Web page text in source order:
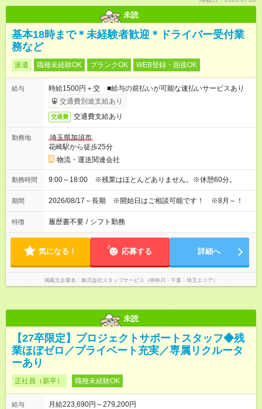
未読
基本18時まで＊未経験者歓迎＊ドライバー受付業
務など
派遣 職種未経験OK ブランクOK WEB登録・面接OK
給与
時給1500円＋交 ■給与の前払いが可能な速払いサービスあり
交通費別途支給あり
交通費 交通費支給あり
勤務地
埼玉県加須市
花崎駅から徒歩25分
物流・運送関連会社
勤務時間 9:00～18:00 ※残業はほとんどありません。※休憩60分。
期間 2026/08/17～長期 ※開始日はご相談可能です！ ※8月～！
特徴 履歴書不要 / シフト勤務
気になる！ 応募する 詳細へ
掲載元企業名 株式会社スタッフサービス（神奈川・千葉・埼玉エリア）
未読
【27卒限定】プロジェクトサポートスタッフ◆残
業ほぼゼロ／プライベート充実／専属リクルータ
ーあり
正社員（新卒） 職種未経験OK
給与
月給223,690円～279,200円